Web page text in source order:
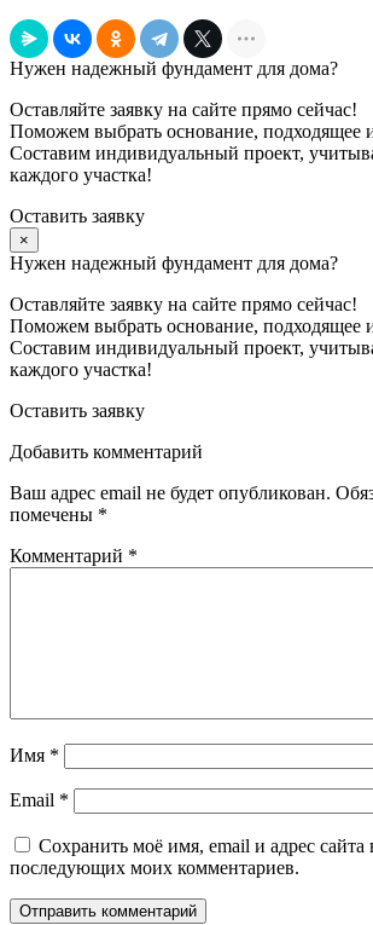
Нужен надежный фундамент для дома?
Оставляйте заявку на сайте прямо сейчас!
Поможем выбрать основание, подходящее
Составим индивидуальный проект,
каждого участка!
Оставить заявку
×
Нужен надежный фундамент для дома?
Оставляйте заявку на сайте прямо сейчас!
Поможем выбрать основание, подходящее
Составим индивидуальный проект,
каждого участка!
Оставить заявку
Добавить комментарий
Ваш адрес email не будет опубликован.
помечены *
Комментарий *
Имя *
Email *
Сохранить моё имя, email и адрес сайта
последующих моих комментариев.